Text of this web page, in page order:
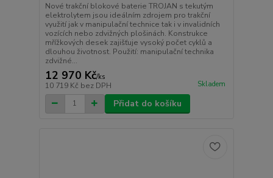
Nové trakční blokové baterie TROJAN s tekutým
elektrolytem jsou ideálním zdrojem pro trakční
využití jak v manipulační technice tak i v invalidních
vozících nebo zdvižných plošinách. Konstrukce
mřížkových desek zajišťuje vysoký počet cyklů a
dlouhou životnost. Použití: manipulační technika
zdvižné...
12 970 Kč/ks
10 719 Kč bez DPH Skladem
Přidat do košíku